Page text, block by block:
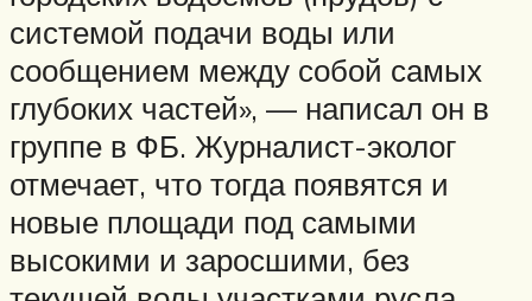
системой подачи воды или
сообщением между собой самых
глубоких частей», — написал он в
группе в ФБ. Журналист-эколог
отмечает, что тогда появятся и
новые площади под самыми
высокими и заросшими, без